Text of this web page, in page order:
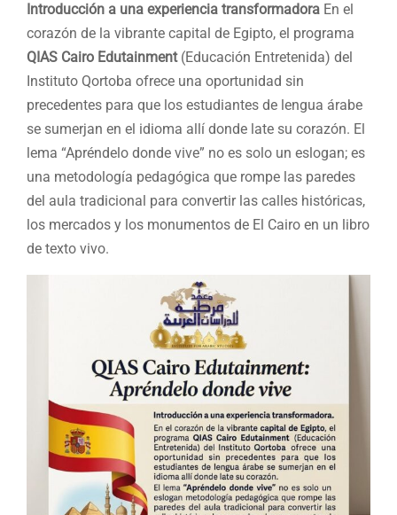
Introducción a una experiencia transformadora En el
corazón de la vibrante capital de Egipto, el programa
QIAS Cairo Edutainment(Educación Entretenida) del
Instituto Qortoba ofrece una oportunidad sin
precedentes para que los estudiantes de lengua árabe
se sumerjan en el idioma allí donde late su corazón. El
lema “Apréndelo donde vive” no es solo un eslogan; es
una metodología pedagógica que rompe las paredes
del aula tradicional para convertir las calles históricas,
los mercados y los monumentos de El Cairo en un libro
de texto vivo.